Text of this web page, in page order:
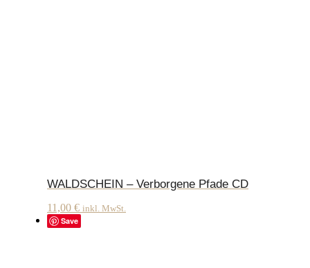
WALDSCHEIN – Verborgene Pfade CD
11,00 € inkl. MwSt.
Save